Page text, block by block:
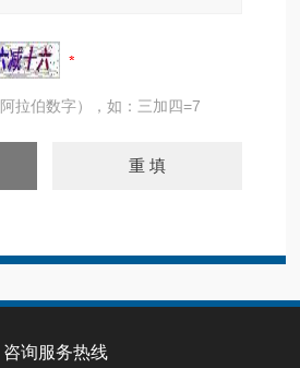
拉伯数字），如：三加四=7
咨询服务热线